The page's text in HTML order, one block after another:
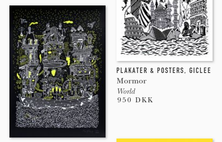
PLAKATER & POSTERS, GICLEE
Mormor
World
950 DKK